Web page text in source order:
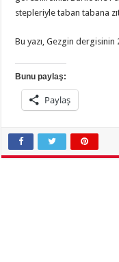
stepleriyle taban tabana
Bu yazı, Gezgin dergisinin
Bunu paylaş:
Paylaş